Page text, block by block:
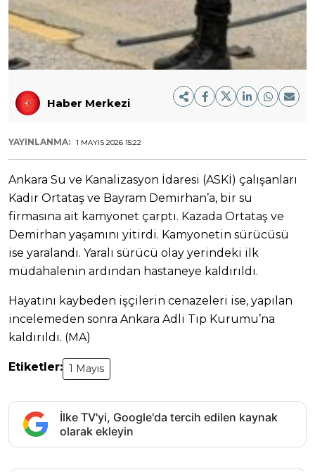
Haber Merkezi
YAYINLANMA: 1 MAYIS 2026 15:22
Ankara Su ve Kanalizasyon İdaresi (ASKİ) çalışanları
Kadir Ortataş ve Bayram Demirhan’a, bir su
firmasına ait kamyonet çarptı. Kazada Ortataş ve
Demirhan yaşamını yitirdi. Kamyonetin sürücüsü
ise yaralandı. Yaralı sürücü olay yerindeki ilk
müdahalenin ardından hastaneye kaldırıldı.
Hayatını kaybeden işçilerin cenazeleri ise, yapılan
incelemeden sonra Ankara Adli Tıp Kurumu’na
kaldırıldı. (MA)
Etiketler: 1 Mayıs
İlke TV'yi, Google'da tercih edilen kaynak
olarak ekleyin